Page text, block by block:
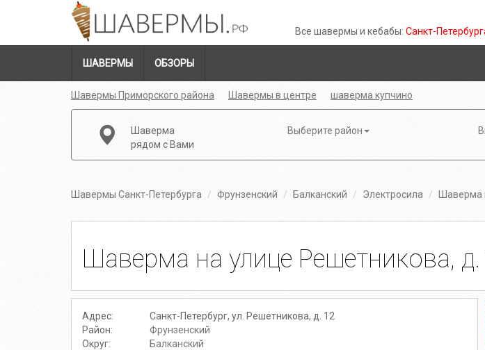
Все шавермы и кебабы:Санкт-
ШАВЕРМЫ ОБЗОРЫ
Шавермы Приморского района Шавермы в центре шаверма купчино
Шаверма
рядом с Вами
Выберите район
Шавермы Санкт-Петербурга Фрунзенский Балканский Электросила Шаверма
Шаверма на улице Решетникова,
Адрес:
Санкт-Петербург, ул. Решетникова, д. 12
Район:
Фрунзенский
Округ:
Балканский